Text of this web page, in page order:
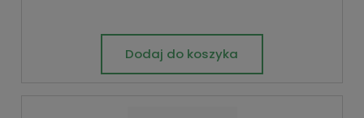
Dodaj do koszyka